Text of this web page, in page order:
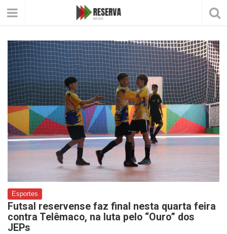
Esportes
Futsal reservense faz final nesta quarta feira
contra Telêmaco, na luta pelo “Ouro” dos
JEPs